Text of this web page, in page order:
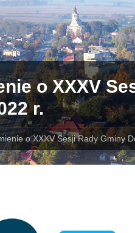
o XXXV
r.
o XXXV Sesji Rady Gminy